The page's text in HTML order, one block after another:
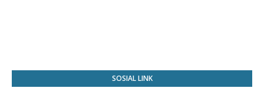
SOSIAL LINK